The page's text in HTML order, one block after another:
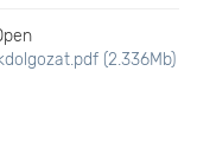
(2.336Mb)